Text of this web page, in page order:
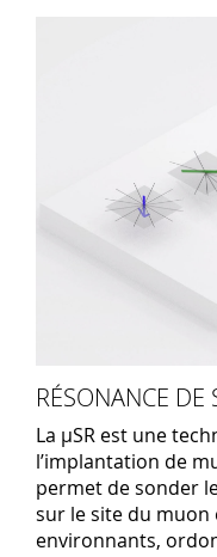
RÉSONANCE
La µSR est une
l’implantation de
permet de sonder
sur le site du muon
environnants,